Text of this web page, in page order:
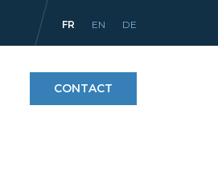
FR EN DE
CONTACT